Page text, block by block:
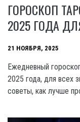
ГОРОСКОП
2025 ГОДА
21 НОЯБРЯ, 2025
Ежедневный
2025 года, для всех
советы, как лучше